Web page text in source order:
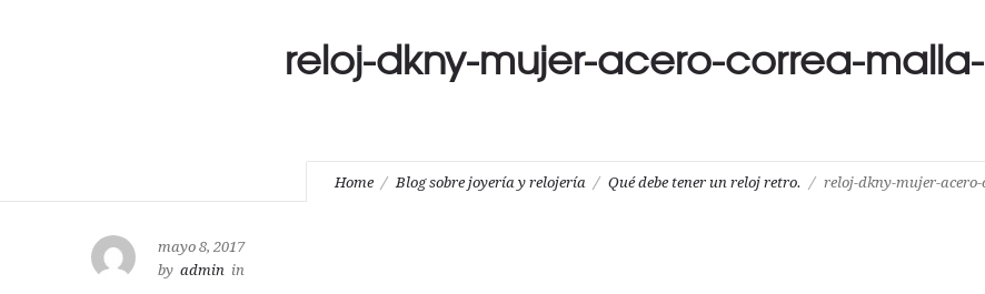
reloj-dkny-mujer-acero-correa-
Home Blog sobre joyería y relojería Qué debe tener un reloj retro. reloj-dkny-mujer-
mayo 8, 2017
by admin in